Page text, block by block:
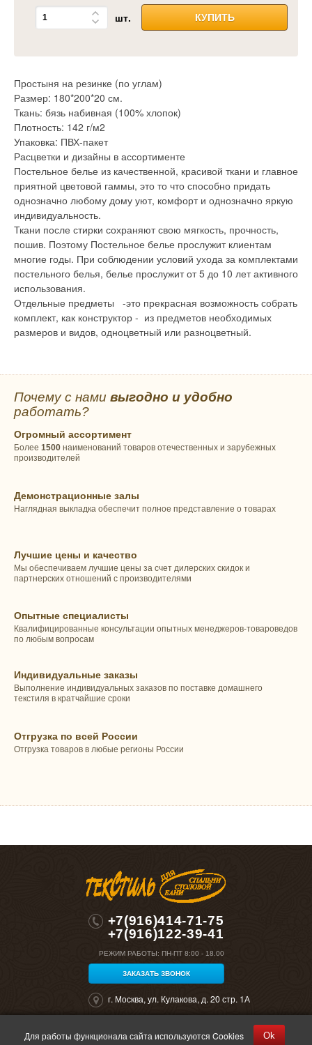
шт. КУПИТЬ
Простыня на резинке (по углам)
Размер: 180*200*20 см.
Ткань: бязь набивная (100% хлопок)
Плотность: 142 г/м2
Упаковка: ПВХ-пакет
Расцветки и дизайны в ассортименте
Постельное белье из качественной, красивой ткани и главное
приятной цветовой гаммы, это то что способно придать
однозначно любому дому уют, комфорт и однозначно яркую
индивидуальность.
Ткани после стирки сохраняют свою мягкость, прочность,
пошив. Поэтому Постельное белье прослужит клиентам
многие годы. При соблюдении условий ухода за комплектами
постельного белья, белье прослужит от 5 до 10 лет активного
использования.
Отдельные предметы -это прекрасная возможность собрать
комплект, как конструктор - из предметов необходимых
размеров и видов, одноцветный или разноцветный.
Почему с нами выгодно и удобно
работать?
Огромный ассортимент
Более 1500 наименований товаров отечественных и зарубежных
производителей
Демонстрационные залы
Наглядная выкладка обеспечит полное представление о товарах
Лучшие цены и качество
Мы обеспечиваем лучшие цены за счет дилерских скидок и
партнерских отношений с производителями
Опытные специалисты
Квалифицированные консультации опытных менеджеров-товароведов
по любым вопросам
Индивидуальные заказы
Выполнение индивидуальных заказов по поставке домашнего
текстиля в кратчайшие сроки
Отгрузка по всей России
Отгрузка товаров в любые регионы России
+7(916)414-71-75
+7(916)122-39-41
РЕЖИМ РАБОТЫ: ПН-ПТ 8:00 - 18.00
ЗАКАЗАТЬ ЗВОНОК
г. Москва, ул. Кулакова, д. 20 стр. 1А
©2026 "Полокрон". Все права защищены
Для работы функционала сайта используются Cookies Ok